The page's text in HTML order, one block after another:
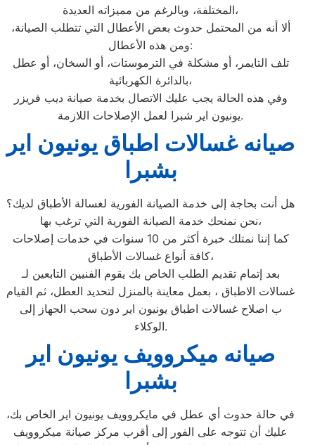
المختلفة، وبالرغم من مميزاته العديدة،
ألا أنه من المحتمل حدوث بعض الأعطال التي تتطلب الصيانة،
ومن هذه الأعطال:
تلف التايمر، أو مشكلة في الترموستات، أو السخان، أو عطل
بالدائرة الكهربائية،
وفي هذه الحالة يجب عليك الاتصال بخدمة صيانة ديب فريزر
يونيون اير شبرا لعمل الإصلاحات اللازمة.
صيانه غسالات اطباق يونيون اير
بشبرا
هل أنت بحاجة إلى خدمة الصيانة الفورية لغسالة الأطباق لديك؟
نحن نمنحك خدمة الصيانة الفورية التي ترغب بها،
كما إننا نمتلك خبرة أكثر من 10 سنوات في خدمات إصلاحات
كافة أنواع غسالات الأطباق،
بعد إتمام تقديم الطلب الخاص بك يقوم الفنيين التابعين لـ
غسالات الاطباق ، بعمل معاينة بالمنزل لتحديد العطل، ثم القيام
ب اصلاح غسالات اطباق يونيون اير دون سحب الجهاز إلى
الوكلاء.
صيانه ميكروويف يونيون اير
بشبرا
في حالة حدوث أي عطل في مايكروويف يونيون اير الخاص بك،
عليك أن تتوجه على الفور إلى أقرب مركز صيانة ميكروويف